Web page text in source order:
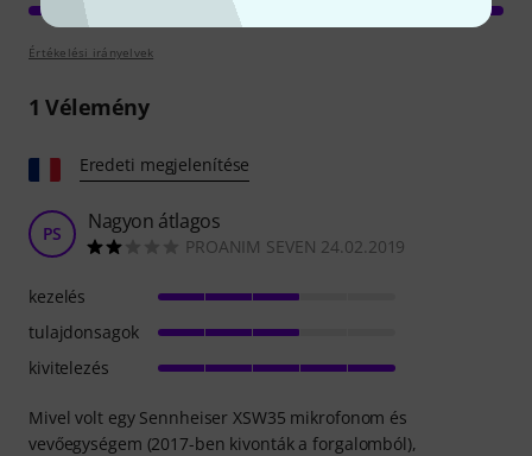
Értékelési irányelvek
1 Vélemény
Eredeti megjelenítése
PS Nagyon átlagos
PROANIM SEVEN 24.02.2019
Mivel volt egy Sennheiser XSW35 mikrofonom és
vevőegységem (2017-ben kivonták a forgalomból),
kezelés
tulajdonsagok
kivitelezés